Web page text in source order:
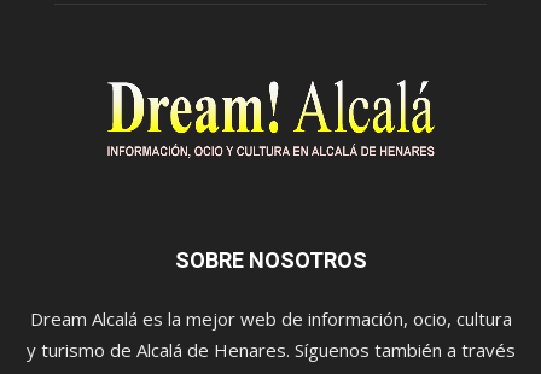
SOBRE NOSOTROS
Dream Alcalá es la mejor web de información, ocio, cultura
y turismo de Alcalá de Henares. Síguenos también a través